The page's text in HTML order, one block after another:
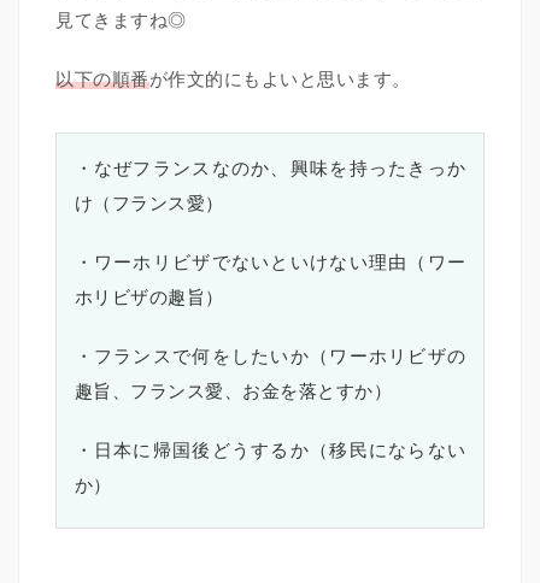
見てきますね◎
以下の順番が作文的にもよいと思います。
・なぜフランスなのか、興味を持ったきっか
け（フランス愛）
・ワーホリビザでないといけない理由（ワー
ホリビザの趣旨）
・フランスで何をしたいか（ワーホリビザの
趣旨、フランス愛、お金を落とすか）
・日本に帰国後どうするか（移民にならない
か）